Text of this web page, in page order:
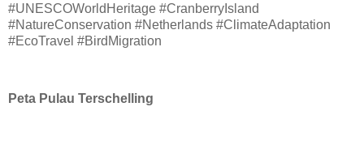
#UNESCOWorldHeritage #CranberryIsland
#NatureConservation #Netherlands #ClimateAdaptation
#EcoTravel #BirdMigration
Peta Pulau Terschelling